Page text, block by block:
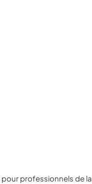
professionnels de la